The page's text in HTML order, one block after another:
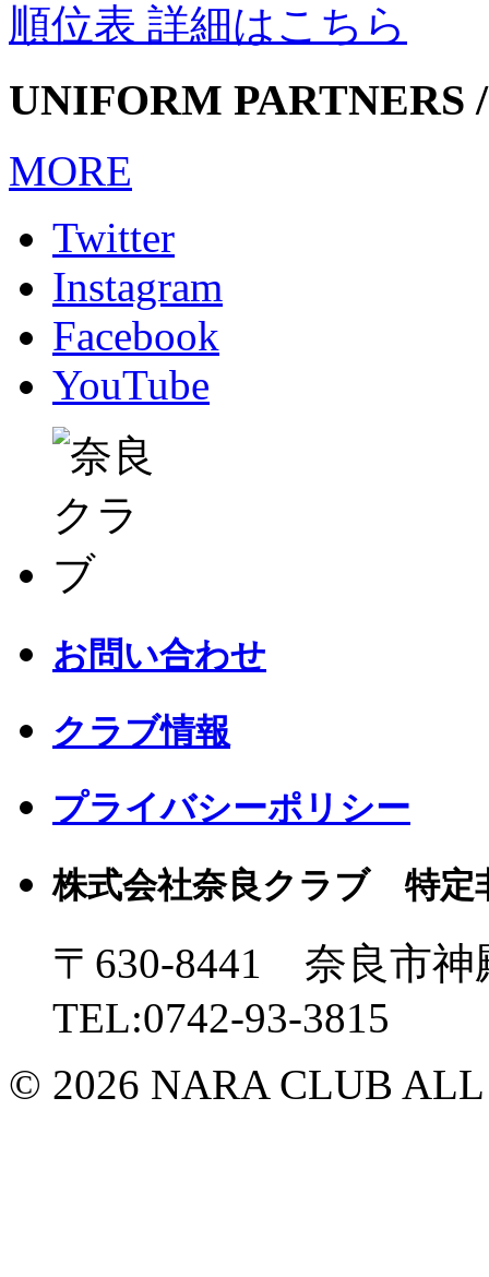
順位表 詳細はこちら
UNIFORM PARTNERS
MORE
Twitter
Instagram
Facebook
YouTube
お問い合わせ
クラブ情報
プライバシーポリシー
株式会社奈良クラブ 特定
〒630-8441 奈良市
TEL:0742-93-3815
© 2026 NARA CLUB ALL